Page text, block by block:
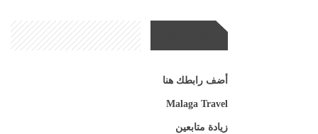
أضف رابطك هنا
Malaga Travel
زيادة متابعين